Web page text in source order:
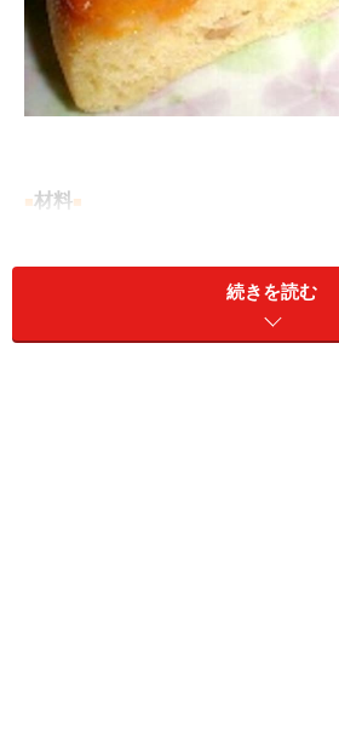
■材料■
・みかん ................. 9コ（皮をむいて600g）
・砂糖 ....................大さじ6（60g～65g）
続きを読む